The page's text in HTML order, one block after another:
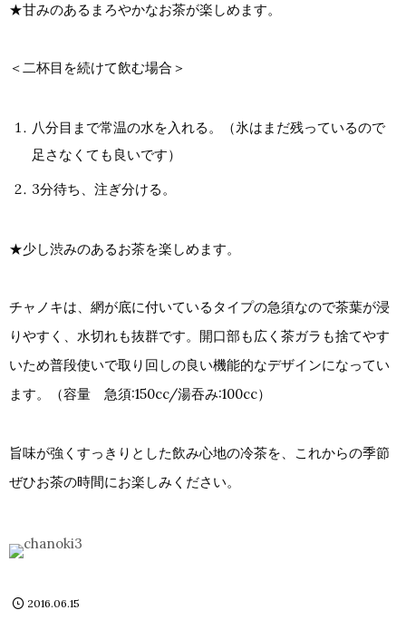
★甘みのあるまろやかなお茶が楽しめます。
＜二杯目を続けて飲む場合＞
八分目まで常温の水を入れる。（氷はまだ残っているので
足さなくても良いです）
3分待ち、注ぎ分ける。
★少し渋みのあるお茶を楽しめます。
チャノキは、網が底に付いているタイプの急須なので茶葉が浸
りやすく、水切れも抜群です。開口部も広く茶ガラも捨てやす
いため普段使いで取り回しの良い機能的なデザインになってい
ます。（容量 急須:150cc/湯吞み:100cc）
旨味が強くすっきりとした飲み心地の冷茶を、これからの季節
ぜひお茶の時間にお楽しみください。
2016.06.15